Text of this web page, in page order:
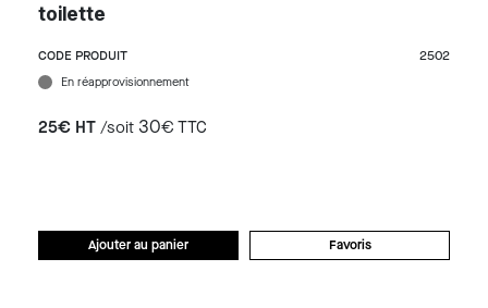
toilette
CODE PRODUIT 2502
En réapprovisionnement
25€ HT /soit 30€ TTC
Favoris
Ajouter au panier